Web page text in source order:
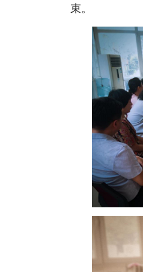
束。